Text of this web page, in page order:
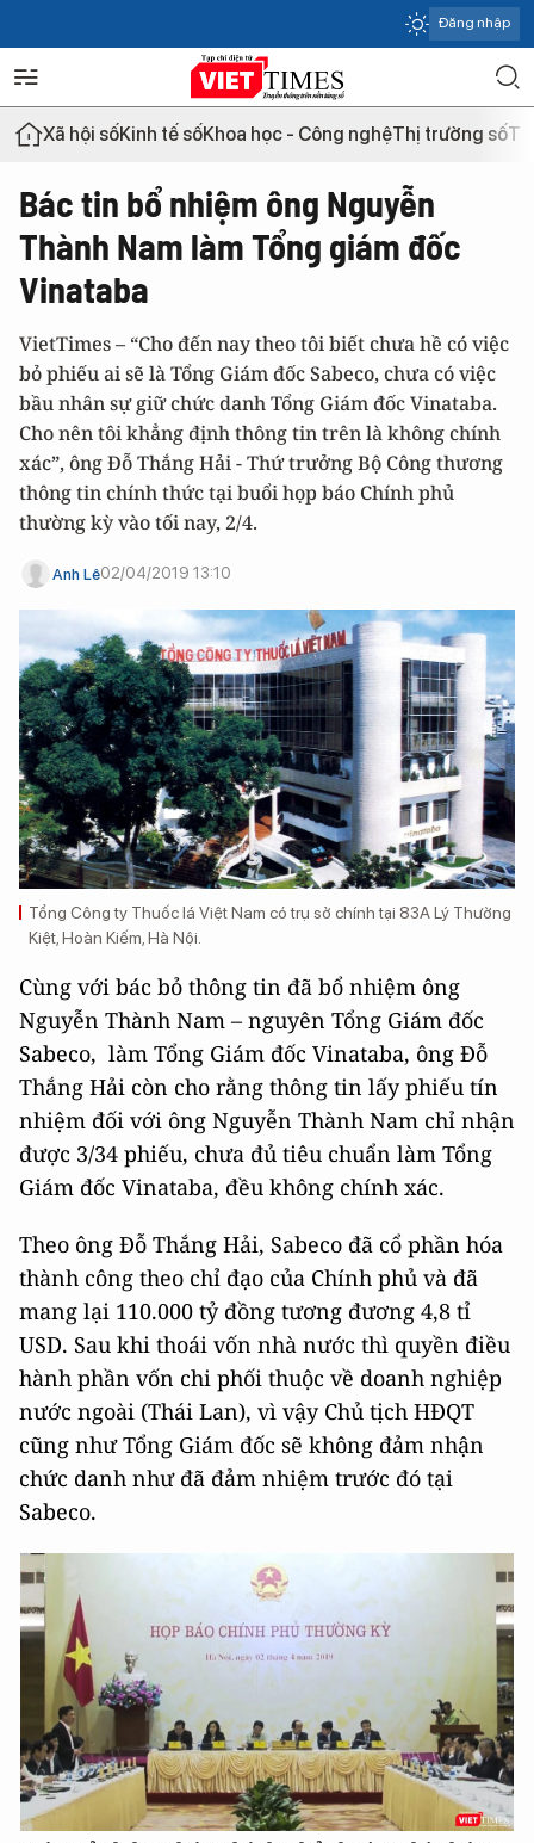
Đăng nhập
Xã hội sốKinh tế sốKhoa học - Công nghệThị trường số
Bác tin bổ nhiệm ông Nguyễn
Thành Nam làm Tổng giám đốc
Vinataba
VietTimes – “Cho đến nay theo tôi biết chưa hề có việc
bỏ phiếu ai sẽ là Tổng Giám đốc Sabeco, chưa có việc
bầu nhân sự giữ chức danh Tổng Giám đốc Vinataba.
Cho nên tôi khẳng định thông tin trên là không chính
xác”, ông Đỗ Thắng Hải - Thứ trưởng Bộ Công thương
thông tin chính thức tại buổi họp báo Chính phủ
thường kỳ vào tối nay, 2/4.
Anh Lê02/04/2019 13:10
Tổng Công ty Thuốc lá Việt Nam có trụ sở chính tại 83A Lý Thường
Kiệt, Hoàn Kiếm, Hà Nội.
Cùng với bác bỏ thông tin đã bổ nhiệm ông
Nguyễn Thành Nam – nguyên Tổng Giám đốc
Sabeco, làm Tổng Giám đốc Vinataba, ông Đỗ
Thắng Hải còn cho rằng thông tin lấy phiếu tín
nhiệm đối với ông Nguyễn Thành Nam chỉ nhận
được 3/34 phiếu, chưa đủ tiêu chuẩn làm Tổng
Giám đốc Vinataba, đều không chính xác.
Theo ông Đỗ Thắng Hải, Sabeco đã cổ phần hóa
thành công theo chỉ đạo của Chính phủ và đã
mang lại 110.000 tỷ đồng tương đương 4,8 tỉ
USD. Sau khi thoái vốn nhà nước thì quyền điều
hành phần vốn chi phối thuộc về doanh nghiệp
nước ngoài (Thái Lan), vì vậy Chủ tịch HĐQT
cũng như Tổng Giám đốc sẽ không đảm nhận
chức danh như đã đảm nhiệm trước đó tại
Sabeco.